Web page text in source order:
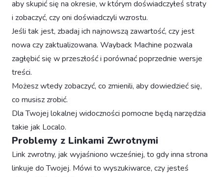
aby skupić się na okresie, w którym doświadczyłeś straty
i zobaczyć, czy oni doświadczyli wzrostu.
Jeśli tak jest, zbadaj ich najnowszą zawartość, czy jest
nowa czy zaktualizowana. Wayback Machine pozwala
zagłębić się w przeszłość i porównać poprzednie wersje
treści.
Możesz wtedy zobaczyć, co zmienili, aby dowiedzieć się,
co musisz zrobić.
Dla Twojej lokalnej widoczności pomocne będą narzędzia
takie jak Localo.
Problemy z Linkami Zwrotnymi
Link zwrotny, jak wyjaśniono wcześniej, to gdy inna strona
linkuje do Twojej. Mówi to wyszukiwarce, czy jesteś